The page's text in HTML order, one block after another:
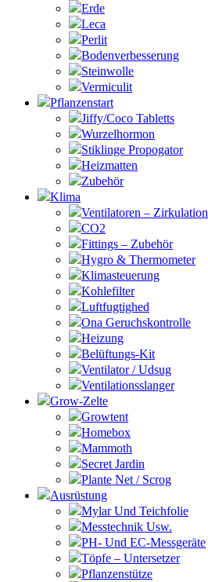
Erde
Leca
Perlit
Bodenverbesserung
Steinwolle
Vermiculit
Pflanzenstart
Jiffy/Coco Tabletts
Wurzelhormon
Stiklinge Propogator
Heizmatten
Zubehör
Klima
Ventilatoren – Zirkulation
CO2
Fittings – Zubehör
Hygro & Thermometer
Klimasteuerung
Kohlefilter
Luftfugtighed
Ona Geruchskontrolle
Heizung
Belüftungs-Kit
Ventilator / Udsug
Ventilationsslanger
Grow-Zelte
Growtent
Homebox
Mammoth
Secret Jardin
Plante Net / Scrog
Ausrüstung
Mylar Und Teichfolie
Messtechnik Usw.
PH- Und EC-Messgeräte
Töpfe – Untersetzer
Pflanzenstütze